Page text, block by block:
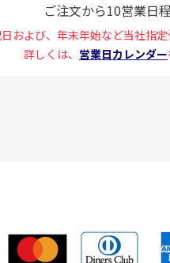
ご注文から10営業日
および、年末年始など当社指定
詳しくは、 営業日カレンダー